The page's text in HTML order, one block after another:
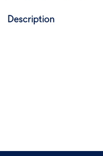
Description